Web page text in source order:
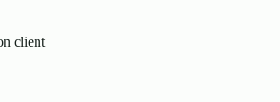
client